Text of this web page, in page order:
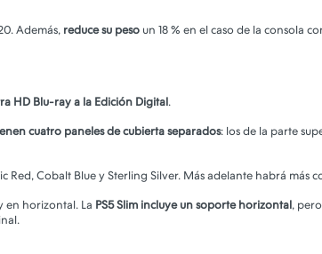
Además, reduce su peso un 18 % en el caso de la consola
HD Blu-ray a la Edición Digital.
cuatro paneles de cubierta separados: los de la parte
Red, Cobalt Blue y Sterling Silver. Más adelante habrá más
en horizontal. La PS5 Slim incluye un soporte horizontal,